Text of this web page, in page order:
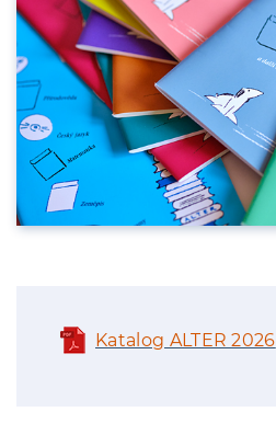
Katalog ALTER 2026